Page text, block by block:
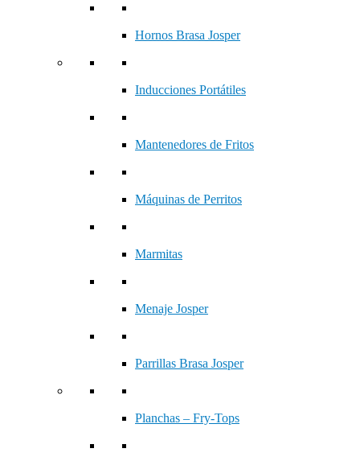
Hornos Brasa Josper
Inducciones Portátiles
Mantenedores de Fritos
Máquinas de Perritos
Marmitas
Menaje Josper
Parrillas Brasa Josper
Planchas – Fry-Tops